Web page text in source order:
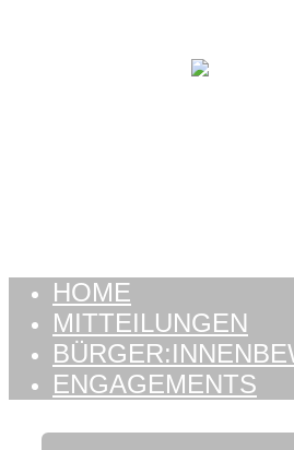
HOME
MITTEILUNGEN
ENGAGEMENTS